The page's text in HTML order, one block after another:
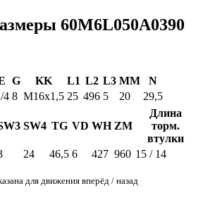
60M6L050A0390
G KK L1 L2 L3 MM
N
4 8 M16x1,5 25 496 5 20 29,5
SW4 TG VD WH ZM
Длина
торм.
втулки
24 46,5 6 427 960 15 / 14
для движения вперёд / назад